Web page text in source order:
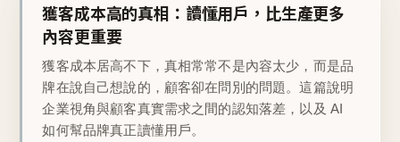
獲客成本高的真相：讀懂用戶，比生產更多
內容更重要
獲客成本居高不下，真相常常不是內容太少，而是品
牌在說自己想說的，顧客卻在問別的問題。這篇說明
企業視角與顧客真實需求之間的認知落差，以及 AI
如何幫品牌真正讀懂用戶。